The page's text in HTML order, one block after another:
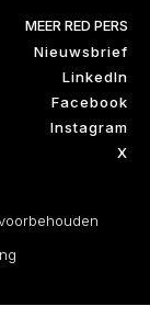
MEER RED PERS
Nieuwsbrief
LinkedIn
Facebook
Instagram
X